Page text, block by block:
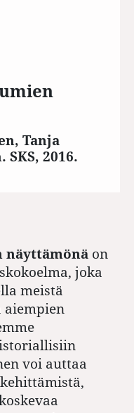
Tanja
2016.
näyttämönä on
joka
meistä
aiempien
voi auttaa